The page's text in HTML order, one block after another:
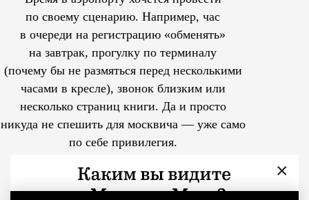
по своему сценарию. Например, час
в очереди на регистрацию «обменять»
на завтрак, прогулку по терминалу
(почему бы не размяться перед несколькими
часами в кресле), звонок близким или
несколько страниц книги. Да и просто
никуда не спешить для москвича — уже само
по себе привилегия.
Обычно неприятная аэропортовая
×